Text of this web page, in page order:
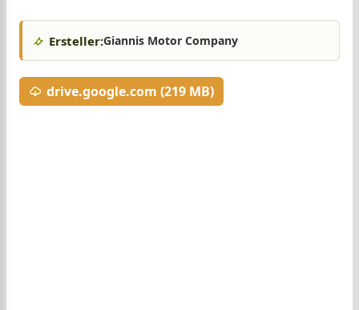
Ersteller:Giannis Motor Company
drive.google.com (219 MB)